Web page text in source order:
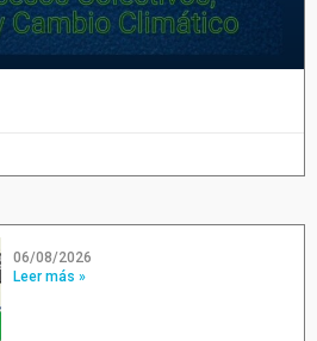
06/08/2026
Leer más »